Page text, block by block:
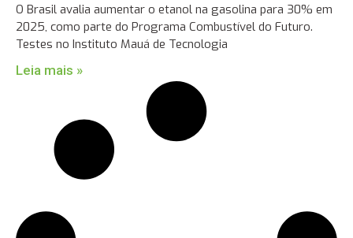
O Brasil avalia aumentar o etanol na gasolina para 30% em
2025, como parte do Programa Combustível do Futuro.
Testes no Instituto Mauá de Tecnologia
Leia mais »